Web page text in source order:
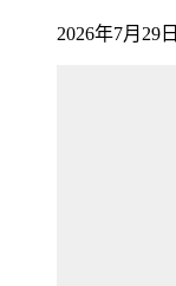
2026年7月29日